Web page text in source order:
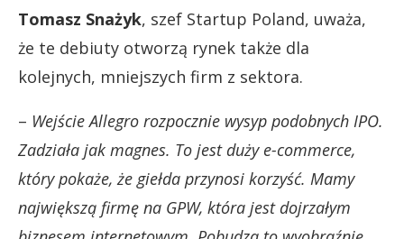
Tomasz Snażyk, szef Startup Poland, uważa,
że te debiuty otworzą rynek także dla
kolejnych, mniejszych firm z sektora.
– Wejście Allegro rozpocznie wysyp podobnych IPO.
Zadziała jak magnes. To jest duży e-commerce,
który pokaże, że giełda przynosi korzyść. Mamy
największą firmę na GPW, która jest dojrzałym